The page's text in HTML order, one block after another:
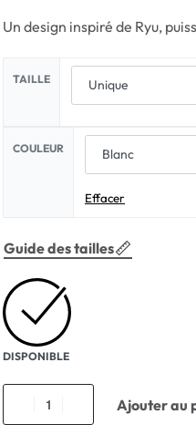
Un design inspiré de Ryu,
TAILLE
COULEUR
Effacer
Guide des tailles
DISPONIBLE
Ajouter au